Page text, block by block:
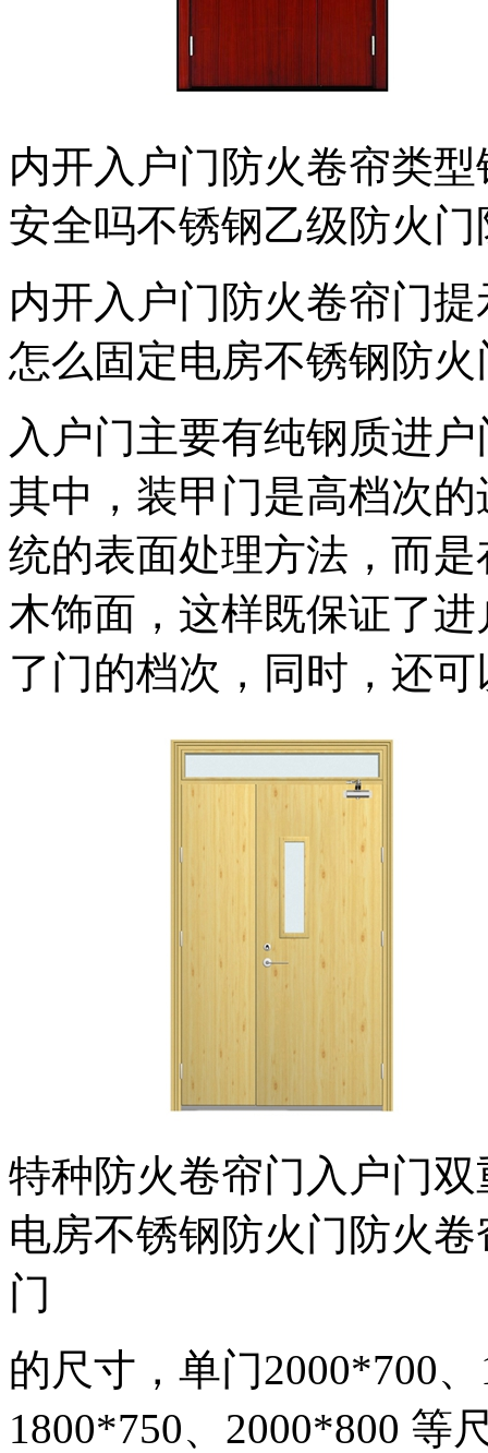
内开入户门防火卷帘类型
安全吗不锈钢乙级防火
内开入户门防火卷帘门
怎么固定电房不锈钢防
入户门主要有纯钢质进
其中，装甲门是高档次
统的表面处理方法，而
木饰面，这样既保证了
了门的档次，同时，还
特种防火卷帘门入户门
电房不锈钢防火门防火
门
的尺寸，单门2000*700
1800*750、2000*800 等